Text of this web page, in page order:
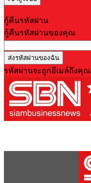
กู้คืนรหัสผ่าน
กู้คืนรหัสผ่านของคุณ
รหัสผ่านจะถูกอีเมล์ถึงคุณ